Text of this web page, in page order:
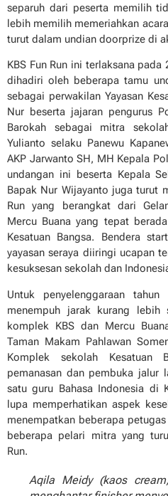
separuh dari peserta memilih
lebih memilih memeriahkan
turut dalam undian doorprize di
KBS Fun Run ini terlaksana
dihadiri oleh beberapa tamu
sebagai perwakilan Yayasan
Nur beserta jajaran pengurus
Barokah sebagai mitra
Yulianto selaku Panewu
AKP Jarwanto SH, MH Kepala
undangan ini beserta Kepala
Bapak Nur Wijayanto juga turut
Run yang berangkat dari
Mercu Buana yang tepat
Kesatuan Bangsa. Bendera
yayasan seraya diiringi ucapan
kesuksesan sekolah dan
Untuk penyelenggaraan
menempuh jarak kurang
komplek KBS dan Mercu
Taman Makam Pahlawan
Komplek sekolah Kesatuan
pemanasan dan pembuka jalur
satu guru Bahasa Indonesia di
lupa memperhatikan aspek
menempatkan beberapa
beberapa pelari mitra yang
Run.
Aqila Meidy (kaos